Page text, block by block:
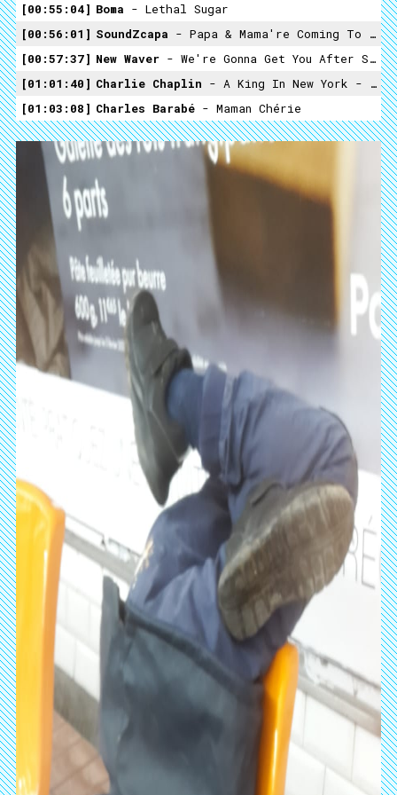
00:55:04
Boma - Lethal Sugar
00:56:01
SoundZcapa - Papa & Mama're Coming To Us In The Week-End
00:57:37
New Waver - We're Gonna Get You After School
01:01:40
Charlie Chaplin - A King In New York - Anarchist Kid
01:03:08
Charles Barabé - Maman Chérie